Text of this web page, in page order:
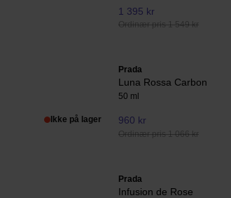
1 395 kr
Ordinær pris 1 549 kr
Ikke på lager
Prada
Luna Rossa Carbon
50 ml
960 kr
Ordinær pris 1 066 kr
Prada
Infusion de Rose